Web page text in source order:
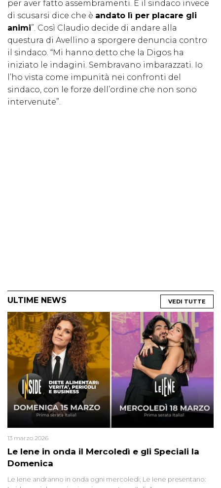
per aver fatto assembramenti. E il sindaco invece
di scusarsi dice che è andato lì per placare gli
animi”. Così Claudio decide di andare alla
questura di Avellino a sporgere denuncia contro
il sindaco. “Mi hanno detto che la Digos ha
iniziato le indagini. Sembravano imbarazzati. Io
l’ho vista come impunità nei confronti del
sindaco, con le forze dell’ordine che non sono
intervenute”.
ULTIME NEWS VEDI TUTTE
Le Iene in onda il Mercoledì e gli Speciali la
Domenica
13 marzo 2026
Le Iene andranno in onda ogni mercoledì; Le Iene presentano: